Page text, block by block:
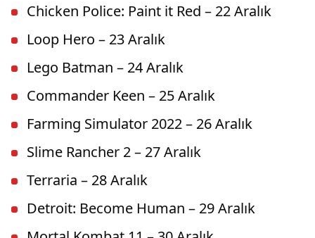
Chicken Police: Paint it Red – 22 Aralık
Loop Hero – 23 Aralık
Lego Batman – 24 Aralık
Commander Keen – 25 Aralık
Farming Simulator 2022 – 26 Aralık
Slime Rancher 2 – 27 Aralık
Terraria – 28 Aralık
Detroit: Become Human – 29 Aralık